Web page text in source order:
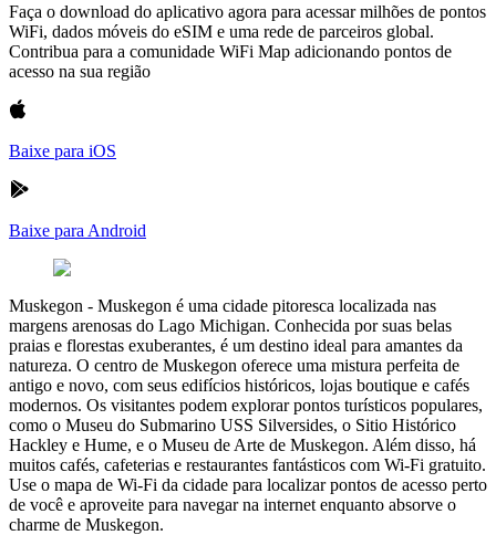
Faça o download do aplicativo agora para acessar milhões de pontos
WiFi, dados móveis do eSIM e uma rede de parceiros global.
Contribua para a comunidade WiFi Map adicionando pontos de
acesso na sua região
Baixe para iOS
Baixe para Android
Muskegon - Muskegon é uma cidade pitoresca localizada nas
margens arenosas do Lago Michigan. Conhecida por suas belas
praias e florestas exuberantes, é um destino ideal para amantes da
natureza. O centro de Muskegon oferece uma mistura perfeita de
antigo e novo, com seus edifícios históricos, lojas boutique e cafés
modernos. Os visitantes podem explorar pontos turísticos populares,
como o Museu do Submarino USS Silversides, o Sitio Histórico
Hackley e Hume, e o Museu de Arte de Muskegon. Além disso, há
muitos cafés, cafeterias e restaurantes fantásticos com Wi-Fi gratuito.
Use o mapa de Wi-Fi da cidade para localizar pontos de acesso perto
de você e aproveite para navegar na internet enquanto absorve o
charme de Muskegon.